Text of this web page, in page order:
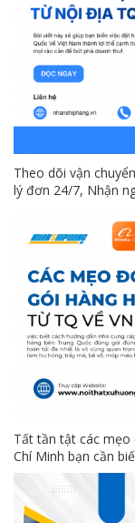
Theo dõi vận
lý đơn 24/7, Nhận
Tất tần tật các mẹo
Chí Minh bạn cần